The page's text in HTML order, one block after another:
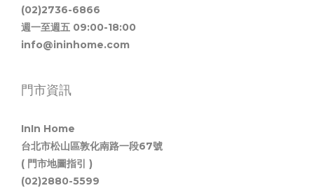
(02)2736-6866
週一至週五 09:00-18:00
info@ininhome.com
門市資訊
InIn Home
台北市松山區敦化南路一段67號
( 門市地圖指引 )
(02)2880-5599